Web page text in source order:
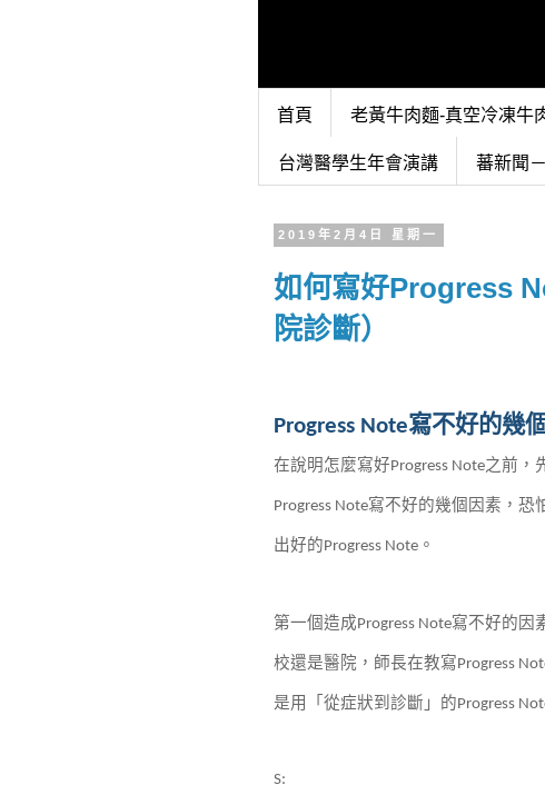
首頁 老黃牛肉麵-真空冷凍牛
台灣醫學生年會演講 蕃新聞
2019年2月4日 星期一
如何寫好Progress
院診斷）
Progress Note寫不好的幾
在說明怎麼寫好 Progress Note之前，
Progress Note寫不好的幾個因素，恐
出好的 Progress Note 。
第一個造成 Progress Note寫不好的因
校還是醫院，師長在教寫 Progress
是用「從症狀到診斷」的 Progress
S: